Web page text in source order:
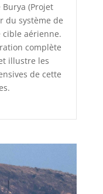
(Projet
du système de
cible aérienne.
complète
illustre les
de cette